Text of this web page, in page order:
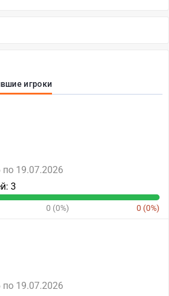
игроки
19.07.2026
3
0 (0%) 0 (0%)
19.07.2026